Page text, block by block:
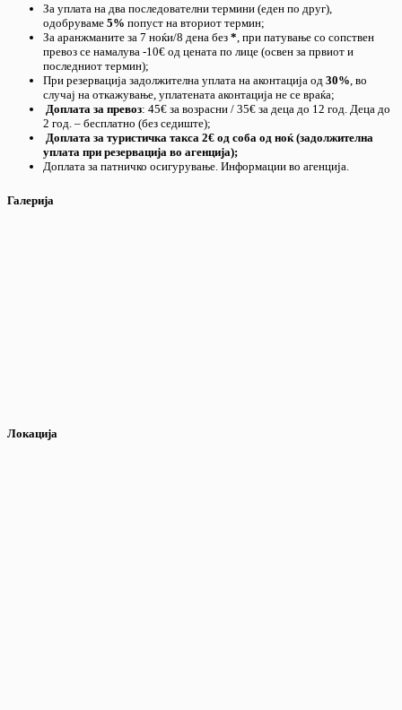
За уплата на два последователни термини (еден по друг),
одобруваме 5% попуст на вториот термин;
За аранжманите за 7 ноќи/8 дена без * , при патување со сопствен
превоз се намалува -10€ од цената по лице (освен за првиот и
последниот термин);
При резервација задолжителна уплата на аконтација од 30% , во
случај на откажување, уплатената аконтација не се враќа;
Доплата за превоз: 45€ за возрасни / 35€ за деца до 12 год. Деца до
2 год. – бесплатно (без седиште);
Доплата за туристичка такса 2€ од соба од ноќ (задолжителна
уплата при резервација во агенција);
Доплата за патничко осигурување. Информации во агенција.
Галерија
Локација